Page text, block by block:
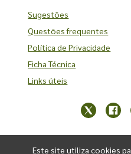
Sugestões
Questões frequentes
Política de Privacidade
Ficha Técnica
Links úteis
Este site utiliza cookies